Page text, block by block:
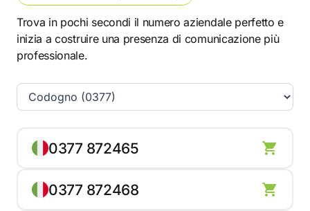
Trova in pochi secondi il numero aziendale perfetto e
inizia a costruire una presenza di comunicazione più
professionale.
0377 872465
0377 872468